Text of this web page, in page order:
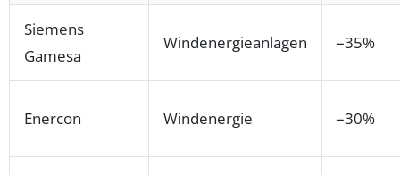
Siemens
Gamesa
Windenergieanlagen –35%
Enercon Windenergie –30%